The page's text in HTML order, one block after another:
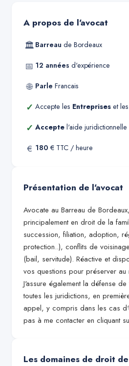
A propos de l'avocat
🏛 Barreau de Bordeaux
📅 12 années d'expérience
🌐 Parle Francais
✓ Accepte les Entreprises et les
✓ Accepte l'aide juridictionnelle
€ 180 € TTC / heure
Présentation de l'avocat
Avocate au Barreau de
principalement en droit de la
succession, filiation, adoption,
protection..), conflits de
(bail, servitude). Réactive et
vos questions pour préserver au
J'assure également la défense
toutes les juridictions, en
appel, y compris dans les cas
pas à me contacter en cliquant
Les domaines de droit